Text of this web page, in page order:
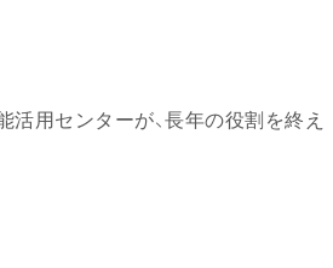
活用センターが、長年の役割を終え